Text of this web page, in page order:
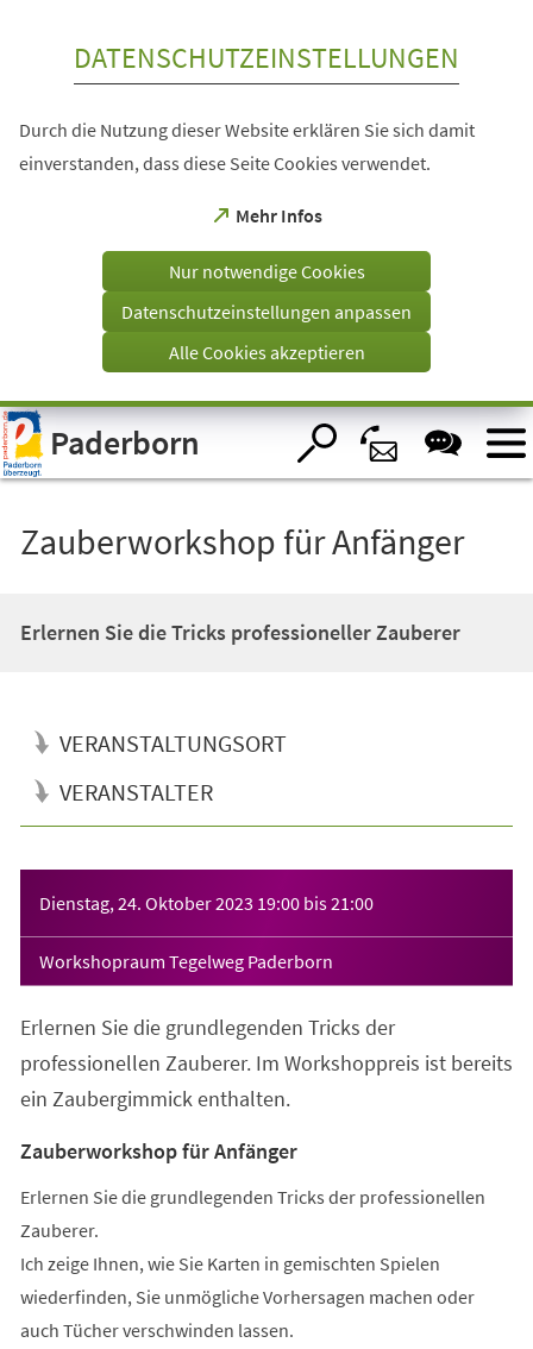
Visuelle
Assistenzsoftware
öffnen.
DATENSCHUTZEINSTELLUNGEN
Durch die Nutzung dieser Website erklären Sie sich damit
einverstanden, dass diese Seite Cookies verwendet.
Mehr Infos
(Öffnet
einem
Tab)
Nur notwendige Cookies
Datenschutzeinstellungen anpassen
Alle Cookies akzeptieren
Paderborn
Zauberworkshop für Anfänger
Erlernen Sie die Tricks professioneller Zauberer
VERANSTALTUNGSORT
VERANSTALTER
Dienstag, 24. Oktober 2023 19:00 bis21:00
Workshopraum Tegelweg Paderborn
Erlernen Sie die grundlegenden Tricks der
professionellen Zauberer. Im Workshoppreis ist bereits
ein Zaubergimmick enthalten.
Zauberworkshop für Anfänger
Erlernen Sie die grundlegenden Tricks der professionellen
Zauberer.
Ich zeige Ihnen, wie Sie Karten in gemischten Spielen
wiederfinden, Sie unmögliche Vorhersagen machen oder
auch Tücher verschwinden lassen.